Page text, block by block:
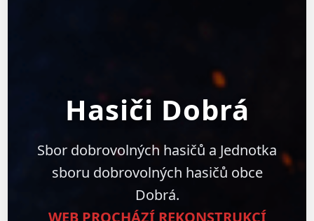
Hasiči Dobrá
Sbor dobrovolných hasičů a Jednotka
sboru dobrovolných hasičů obce
Dobrá.
WEB PROCHÁZÍ REKONSTRUKCÍ